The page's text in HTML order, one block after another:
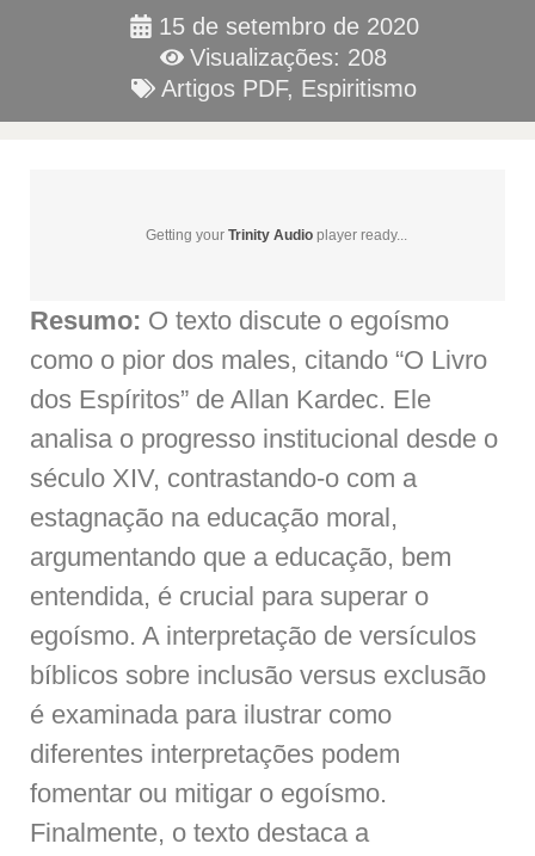
15 de setembro de 2020
Visualizações: 208
Artigos PDF, Espiritismo
Getting your Trinity Audio player ready...
Resumo: O texto discute o egoísmo
como o pior dos males, citando “O Livro
dos Espíritos” de Allan Kardec. Ele
analisa o progresso institucional desde o
século XIV, contrastando-o com a
estagnação na educação moral,
argumentando que a educação, bem
entendida, é crucial para superar o
egoísmo. A interpretação de versículos
bíblicos sobre inclusão versus exclusão
é examinada para ilustrar como
diferentes interpretações podem
fomentar ou mitigar o egoísmo.
Finalmente, o texto destaca a